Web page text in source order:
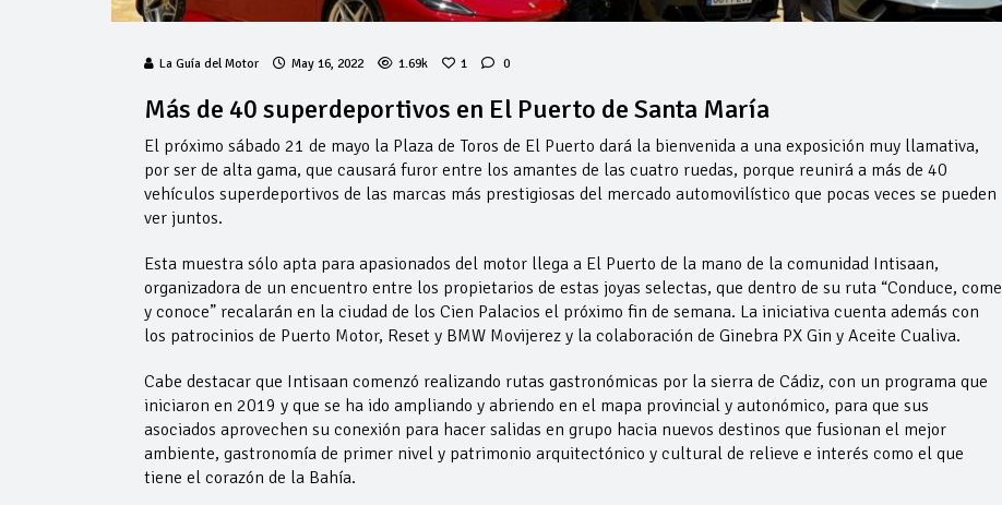
La Guía del Motor May 16, 2022 1.69k 1 0
Más de 40 superdeportivos en El Puerto de Santa María
El próximo sábado 21 de mayo la Plaza de Toros de El Puerto dará la bienvenida a una exposición muy llamativa,
por ser de alta gama, que causará furor entre los amantes de las cuatro ruedas, porque reunirá a más de 40
vehículos superdeportivos de las marcas más prestigiosas del mercado automovilístico que pocas veces se pueden
ver juntos.
Esta muestra sólo apta para apasionados del motor llega a El Puerto de la mano de la comunidad Intisaan,
organizadora de un encuentro entre los propietarios de estas joyas selectas, que dentro de su ruta “Conduce, come
y conoce” recalarán en la ciudad de los Cien Palacios el próximo fin de semana. La iniciativa cuenta además con
los patrocinios de Puerto Motor, Reset y BMW Movijerez y la colaboración de Ginebra PX Gin y Aceite Cualiva.
Cabe destacar que Intisaan comenzó realizando rutas gastronómicas por la sierra de Cádiz, con un programa que
iniciaron en 2019 y que se ha ido ampliando y abriendo en el mapa provincial y autonómico, para que sus
asociados aprovechen su conexión para hacer salidas en grupo hacia nuevos destinos que fusionan el mejor
ambiente, gastronomía de primer nivel y patrimonio arquitectónico y cultural de relieve e interés como el que
tiene el corazón de la Bahía.